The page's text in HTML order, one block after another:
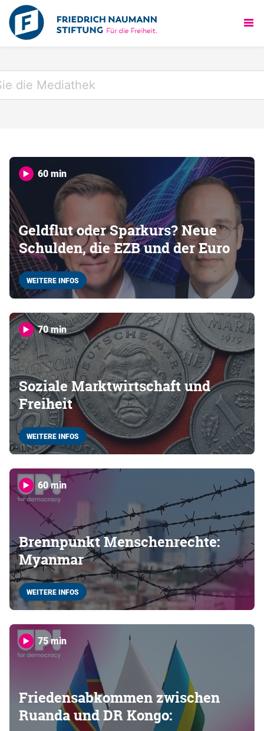
60 min
Geldflut oder Sparkurs? Neue
Schulden, die EZB und der Euro
WEITERE INFOS
70 min
Soziale Marktwirtschaft und
Freiheit
WEITERE INFOS
60 min
Brennpunkt Menschenrechte:
Myanmar
WEITERE INFOS
75 min
Friedensabkommen zwischen
Ruanda und DR Kongo: